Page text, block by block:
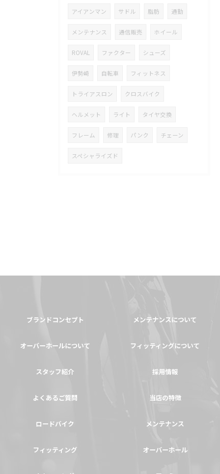
アイアンマン サドル 脂肪 通勤
メンテナンス 通信販売 ホイール
ROVAL ファクター シューズ
伊勢崎 自転車 フィットネス
トライアスロン クロスバイク
ヘルメット ライト タイヤ交換
フレーム 修理 パンク チェーン
スペシャライズド
ブランドコンセプト メンテナンスについて
オーバーホールについて フィッティングについて
スタッフ紹介 採用情報
よくあるご質問 当店の特徴
ロードバイク メンテナンス
フィッティング オーバーホール